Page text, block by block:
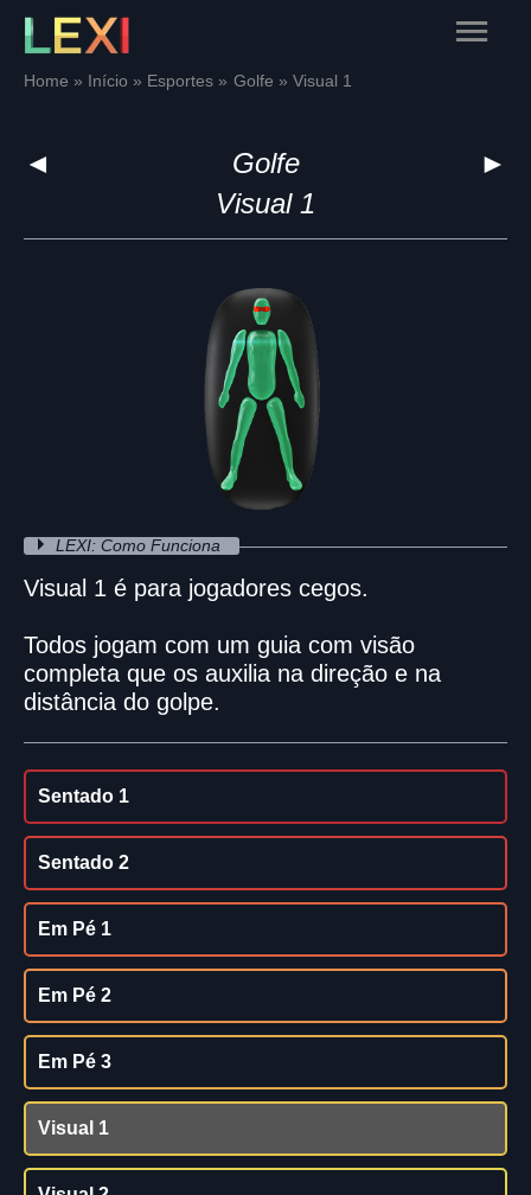
Skip
content
Main
Home Início Esportes Golfe Visual 1
◄ ►
Golfe
Visual 1
LEXI: Como Funciona
Visual 1 é para jogadores cegos.
Todos jogam com um guia com visão
completa que os auxilia na direção e na
distância do golpe.
Sentado 1
Sentado 2
Em Pé 1
Em Pé 2
Em Pé 3
Visual 1